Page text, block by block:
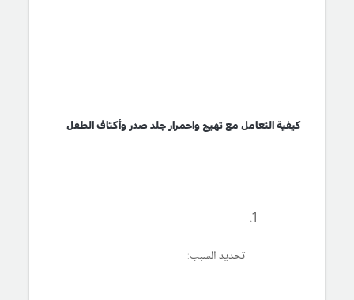
كيفية التعامل مع تهيج واحمرار جلد صدر وأكتاف الطفل
تحديد السبب: